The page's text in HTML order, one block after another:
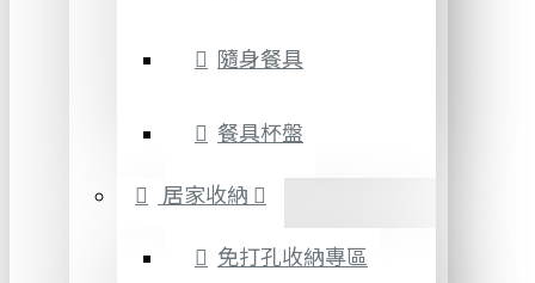
隨身餐具
餐具杯盤
居家收納
免打孔收納專區